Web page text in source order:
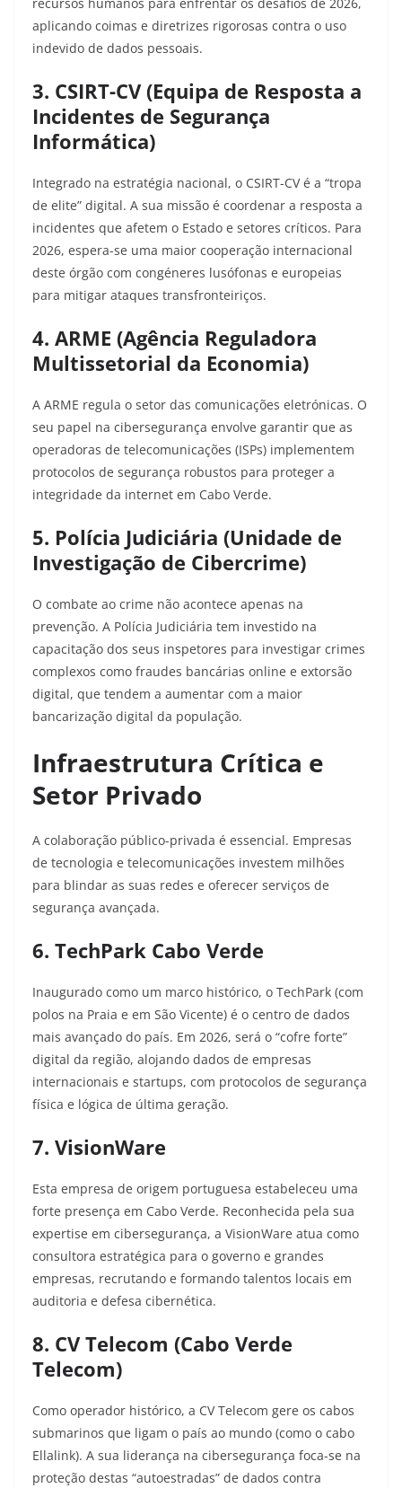
recursos humanos para enfrentar os desafios de 2026,
aplicando coimas e diretrizes rigorosas contra o uso
indevido de dados pessoais.
3. CSIRT-CV (Equipa de Resposta a
Incidentes de Segurança
Informática)
Integrado na estratégia nacional, o CSIRT-CV é a “tropa
de elite” digital. A sua missão é coordenar a resposta a
incidentes que afetem o Estado e setores críticos. Para
2026, espera-se uma maior cooperação internacional
deste órgão com congéneres lusófonas e europeias
para mitigar ataques transfronteiriços.
4. ARME (Agência Reguladora
Multissetorial da Economia)
A ARME regula o setor das comunicações eletrónicas. O
seu papel na cibersegurança envolve garantir que as
operadoras de telecomunicações (ISPs) implementem
protocolos de segurança robustos para proteger a
integridade da internet em Cabo Verde.
5. Polícia Judiciária (Unidade de
Investigação de Cibercrime)
O combate ao crime não acontece apenas na
prevenção. A Polícia Judiciária tem investido na
capacitação dos seus inspetores para investigar crimes
complexos como fraudes bancárias online e extorsão
digital, que tendem a aumentar com a maior
bancarização digital da população.
Infraestrutura Crítica e
Setor Privado
A colaboração público-privada é essencial. Empresas
de tecnologia e telecomunicações investem milhões
para blindar as suas redes e oferecer serviços de
segurança avançada.
6. TechPark Cabo Verde
Inaugurado como um marco histórico, o TechPark (com
polos na Praia e em São Vicente) é o centro de dados
mais avançado do país. Em 2026, será o “cofre forte”
digital da região, alojando dados de empresas
internacionais e startups, com protocolos de segurança
física e lógica de última geração.
7. VisionWare
Esta empresa de origem portuguesa estabeleceu uma
forte presença em Cabo Verde. Reconhecida pela sua
expertise em cibersegurança, a VisionWare atua como
consultora estratégica para o governo e grandes
empresas, recrutando e formando talentos locais em
auditoria e defesa cibernética.
8. CV Telecom (Cabo Verde
Telecom)
Como operador histórico, a CV Telecom gere os cabos
submarinos que ligam o país ao mundo (como o cabo
Ellalink). A sua liderança na cibersegurança foca-se na
proteção destas “autoestradas” de dados contra